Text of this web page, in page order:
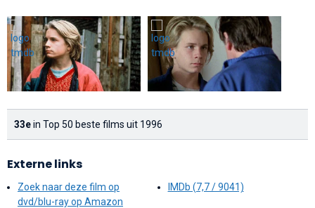
33ein Top 50 beste films uit 1996
Externe links
Zoek naar deze film op
dvd/blu-ray op Amazon
IMDb (7,7 / 9041)